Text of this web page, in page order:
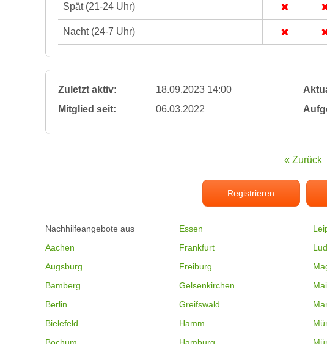
Spät (21-24 Uhr)
Nacht (24-7 Uhr)
Zuletzt aktiv: 18.09.2023 14:00
Mitglied seit:
06.03.2022
« Zurück
Registrieren
Nachhilfeangebote aus
Aachen
Augsburg
Bamberg
Berlin
Bielefeld
Bochum
Essen
Frankfurt
Freiburg
Gelsenkirchen
Greifswald
Hamm
Hamburg